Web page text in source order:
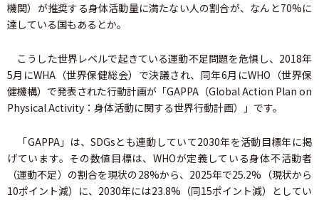
機関）が推奨する身体活動量に満たない人の割合が、なんと70%に
達している国もあるとか。
こうした世界レベルで起きている運動不足問題を危惧し、2018年
5月にWHA（世界保健総会）で決議され、同年6月にWHO（世界保
健機構）で発表された行動計画が「GAPPA（Global Action Plan on
Physical Activity：身体活動に関する世界行動計画）」です。
「GAPPA」は、SDGsとも連動していて2030年を活動目標年に掲
げています。その数値目標は、WHOが定義している身体不活動者
（運動不足）の割合を現状の28%から、2025年で25.2%（現状から
10ポイント減）に、2030年には23.8%（同15ポイント減）としてい